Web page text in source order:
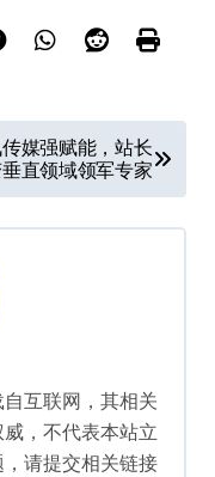
媒强赋能，站长
直领域领军专家
自互联网，其相关
，不代表本站立
请提交相关链接